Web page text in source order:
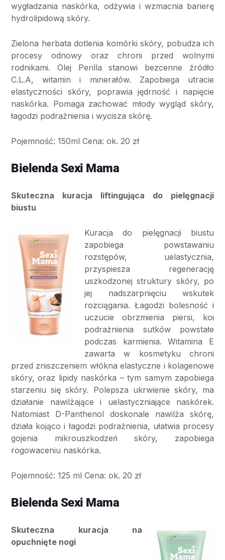
wygładzania naskórka, odżywia i wzmacnia barierę
hydrolipidową skóry.
Zielona herbata dotlenia komórki skóry, pobudza ich
procesy odnowy oraz chroni przed wolnymi
rodnikami. Olej Perilla stanowi bezcenne źródło
C.L.A, witamin i minerałów. Zapobiega utracie
elastyczności skóry, poprawia jędrność i napięcie
naskórka. Pomaga zachować młody wygląd skóry,
łagodzi podrażnienia i wycisza skórę.
Pojemność: 150ml Cena: ok. 20 zł
Bielenda Sexi Mama
Skuteczna kuracja liftingująca do pielęgnacji
biustu
Kuracja do pielęgnacji biustu
zapobiega powstawaniu
rozstępów, uelastycznia,
przyspiesza regenerację
uszkodzonej struktury skóry, po
jej nadszarpnięciu wskutek
rozciągania. Łagodzi bolesność i
uczucie obrzmienia piersi, koi
podrażnienia sutków powstałe
podczas karmienia. Witamina E
zawarta w kosmetyku chroni
przed zniszczeniem włókna elastyczne i kolagenowe
skóry, oraz lipidy naskórka – tym samym zapobiega
starzeniu się skóry. Polepsza ukrwienie skóry, ma
działanie nawilżające i uelastyczniające naskórek.
Natomiast D-Panthenol doskonale nawilża skórę,
działa kojąco i łagodzi podrażnienia, ułatwia procesy
gojenia mikrouszkodzeń skóry, zapobiega
rogowaceniu naskórka.
Pojemność: 125 ml Cena: ok. 20 zł
Bielenda Sexi Mama
Skuteczna kuracja na
opuchnięte nogi